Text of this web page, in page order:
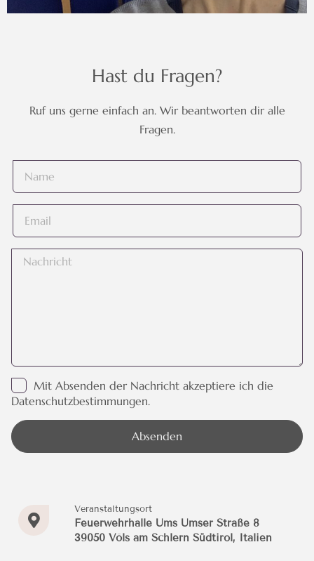
Hast du Fragen?
Ruf uns gerne einfach an. Wir beantworten dir alle
Fragen.
Mit Absenden der Nachricht akzeptiere ich die
Datenschutzbestimmungen.
Absenden
Veranstaltungsort
Feuerwehrhalle Ums Umser Straße 8
39050 Völs am Schlern Südtirol, Italien